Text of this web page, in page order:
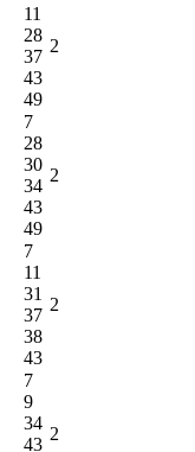
11
28
37
43
49
2
7
28
30
34
43
49
2
7
11
31
37
38
43
2
7
9
34
43
2